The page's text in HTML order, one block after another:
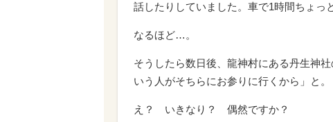
話したりしていました。車で1時間ちょっ
なるほど…。
そうしたら数日後、龍神村にある丹生神
いう人がそちらにお参りに行くから」と。
え？ いきなり？ 偶然ですか？